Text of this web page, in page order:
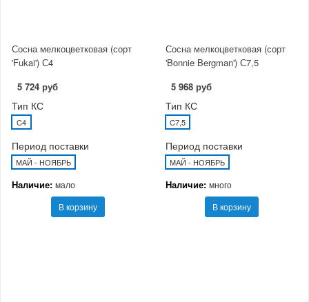
Сосна мелкоцветковая (сорт
'Fukai') С4
5 724 руб
Тип КС
C4
Период поставки
МАЙ - НОЯБРЬ
Наличие: мало
В корзину
Сосна мелкоцветковая (сорт
'Bonnie Bergman') С7,5
5 968 руб
Тип КС
C7,5
Период поставки
МАЙ - НОЯБРЬ
Наличие: много
В корзину